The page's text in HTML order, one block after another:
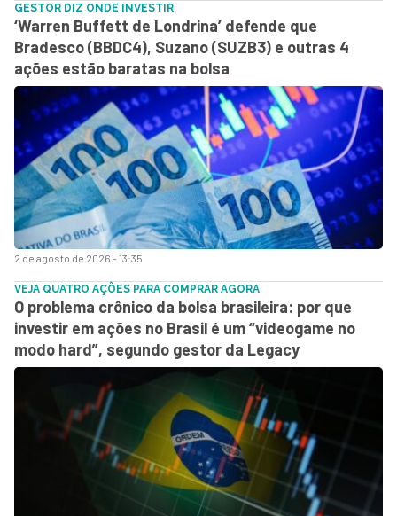
2 de agosto de 2026 - 13:35
GESTOR DIZ ONDE INVESTIR
‘Warren Buffett de Londrina’ defende que
Bradesco (BBDC4), Suzano (SUZB3) e outras 4
ações estão baratas na bolsa
VEJA QUATRO AÇÕES PARA COMPRAR AGORA
O problema crônico da bolsa brasileira: por que
investir em ações no Brasil é um “videogame no
modo hard”, segundo gestor da Legacy